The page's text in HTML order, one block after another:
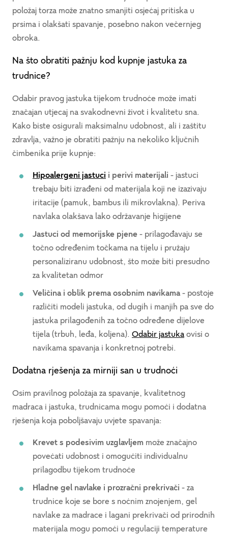
položaj torza može znatno smanjiti osjećaj pritiska u
prsima i olakšati spavanje, posebno nakon večernjeg
obroka.
Na što obratiti pažnju kod kupnje jastuka za
trudnice?
Odabir pravog jastuka tijekom trudnoće može imati
značajan utjecaj na svakodnevni život i kvalitetu sna.
Kako biste osigurali maksimalnu udobnost, ali i zaštitu
zdravlja, važno je obratiti pažnju na nekoliko ključnih
čimbenika prije kupnje:
Hipoalergeni jastuci i perivi materijali - jastuci
trebaju biti izrađeni od materijala koji ne izazivaju
iritacije (pamuk, bambus ili mikrovlakna). Periva
navlaka olakšava lako održavanje higijene
Jastuci od memorijske pjene - prilagođavaju se
točno određenim točkama na tijelu i pružaju
personaliziranu udobnost, što može biti presudno
za kvalitetan odmor
Veličina i oblik prema osobnim navikama - postoje
različiti modeli jastuka, od dugih i manjih pa sve do
jastuka prilagođenih za točno određene dijelove
tijela (trbuh, leđa, koljena). Odabir jastuka ovisi o
navikama spavanja i konkretnoj potrebi.
Dodatna rješenja za mirniji san u trudnoći
Osim pravilnog položaja za spavanje, kvalitetnog
madraca i jastuka, trudnicama mogu pomoći i dodatna
rješenja koja poboljšavaju uvjete spavanja:
Krevet s podesivim uzglavljem može značajno
povećati udobnost i omogućiti individualnu
prilagodbu tijekom trudnoće
Hladne gel navlake i prozračni prekrivači - za
trudnice koje se bore s noćnim znojenjem, gel
navlake za madrace i lagani prekrivači od prirodnih
materijala mogu pomoći u regulaciji temperature